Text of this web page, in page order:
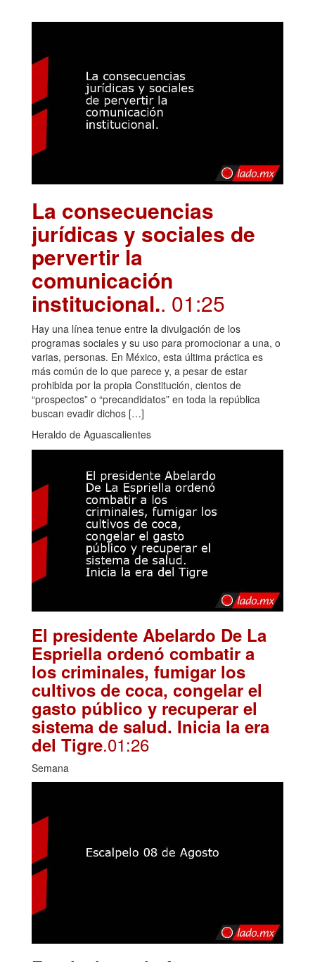
La consecuencias
jurídicas y sociales de
pervertir la
comunicación
institucional.. 01:25
Hay una línea tenue entre la divulgación de los
programas sociales y su uso para promocionar a una, o
varias, personas. En México, esta última práctica es
más común de lo que parece y, a pesar de estar
prohibida por la propia Constitución, cientos de
“prospectos” o “precandidatos” en toda la república
buscan evadir dichos […]
Heraldo de Aguascalientes
El presidente Abelardo De La
Espriella ordenó combatir a
los criminales, fumigar los
cultivos de coca, congelar el
gasto público y recuperar el
sistema de salud. Inicia la era
del Tigre.01:26
Semana